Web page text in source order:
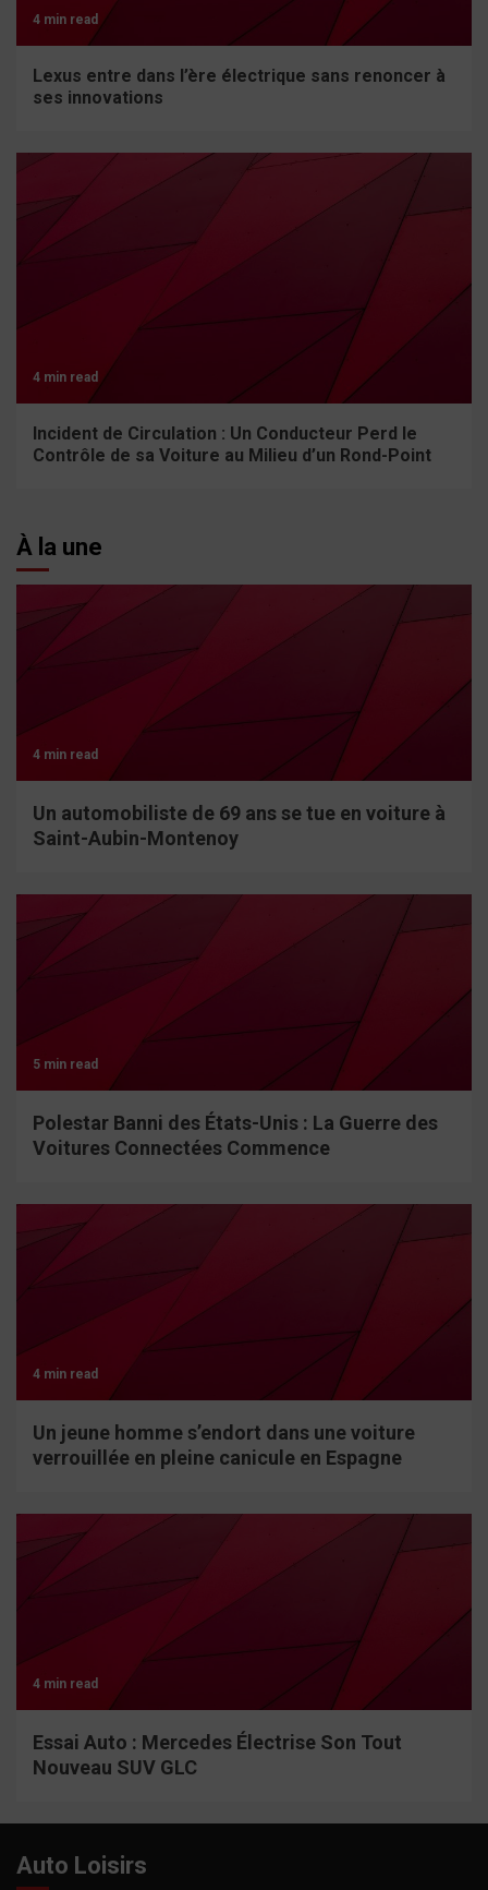
4 min read
Lexus entre dans l’ère électrique sans renoncer à
ses innovations
4 min read
Incident de Circulation : Un Conducteur Perd le
Contrôle de sa Voiture au Milieu d’un Rond-Point
À la une
4 min read
Un automobiliste de 69 ans se tue en voiture à
Saint-Aubin-Montenoy
5 min read
Polestar Banni des États-Unis : La Guerre des
Voitures Connectées Commence
4 min read
Un jeune homme s’endort dans une voiture
verrouillée en pleine canicule en Espagne
4 min read
Essai Auto : Mercedes Électrise Son Tout
Nouveau SUV GLC
Auto Loisirs